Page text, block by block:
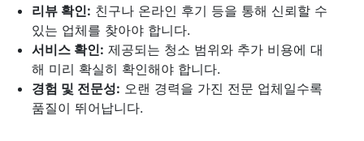
리뷰 확인: 친구나 온라인 후기 등을 통해 신뢰할 수
있는 업체를 찾아야 합니다.
서비스 확인: 제공되는 청소 범위와 추가 비용에 대
해 미리 확실히 확인해야 합니다.
경험 및 전문성: 오랜 경력을 가진 전문 업체일수록
품질이 뛰어납니다.